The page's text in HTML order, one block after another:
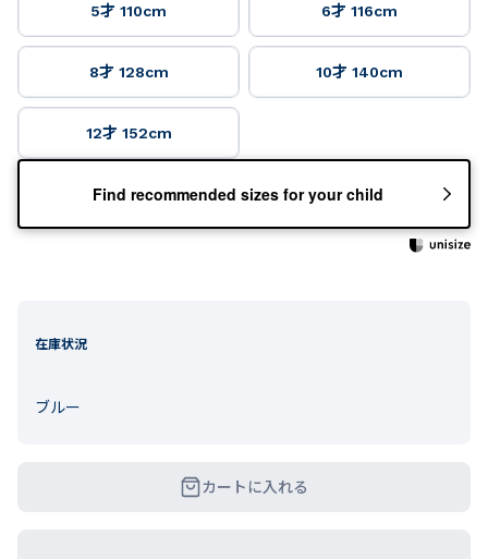
5才 110cm 6才 116cm
8才 128cm 10才 140cm
12才 152cm
Find recommended sizes for your child
在庫状況
ブルー
カートに入れる